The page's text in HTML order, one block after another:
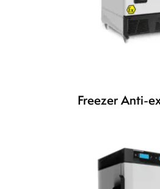
Freezer Anti-